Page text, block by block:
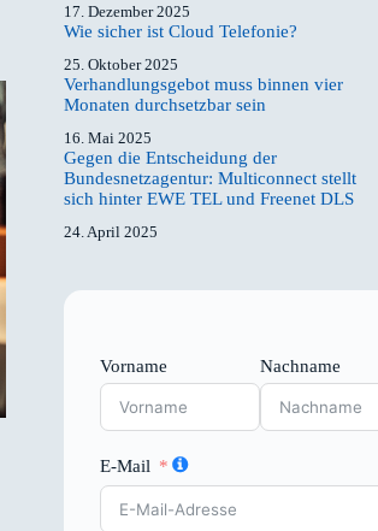
17. Dezember 2025
Wie sicher ist Cloud Telefonie?
25. Oktober 2025
Verhandlungs­gebot muss binnen vier
Monaten durchsetzbar sein
16. Mai 2025
Gegen die Entscheidung der
Bundesnetz­­agentur: Multiconnect stellt
sich hinter EWE TEL und Freenet DLS
24. April 2025
Vorname Nachname
E-Mail